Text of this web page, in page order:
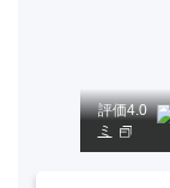
評価4.0
ミ